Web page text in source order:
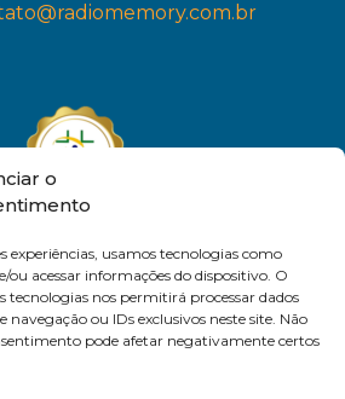
o
experiências, usamos tecnologias como
ou acessar informações do dispositivo. O
tecnologias nos permitirá processar dados
ou IDs exclusivos neste site. Não
pode afetar negativamente certos